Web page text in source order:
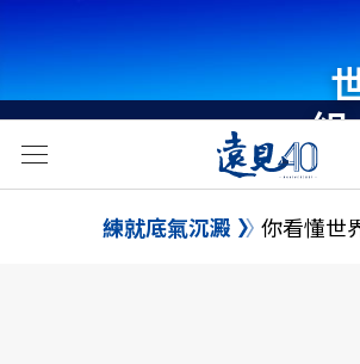
練就底氣沉澱 你看懂世